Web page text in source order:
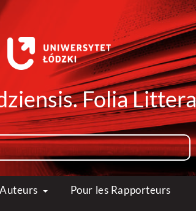
Folia
Pour les Rapporteurs